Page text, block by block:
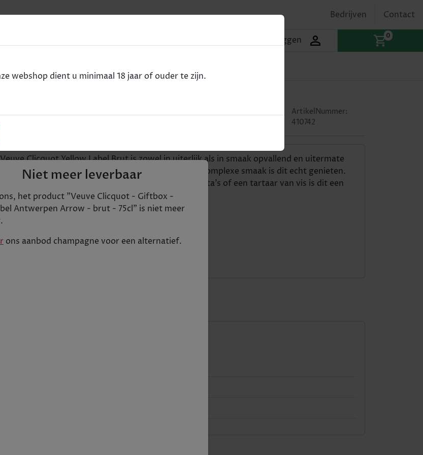
Bedrijven Contact
Inloggen 0
Label Antwerpen Arrow -
ArtikelNummer:
410742
Veuve Clicquot Yellow Label Brut is zowel in uiterlijk als in smaak opvallend en uitermate
stijlvol. Door de volle, stevige structuur en de rijke, complexe smaak is dit echt genieten.
Leuk als aperitief en ook in combinatie met zalm, pasta’s of een tartaar van vis is dit een
mooie aanrader.
€ 85,85
Tijdelijk uitverkocht
Niet meer leverbaar
het product "Veuve Clicquot - Giftbox -
Antwerpen Arrow - brut - 75cl" is niet meer
ons aanbod champagne voor een alternatief.
webshop dient u minimaal 18 jaar of ouder te zijn.